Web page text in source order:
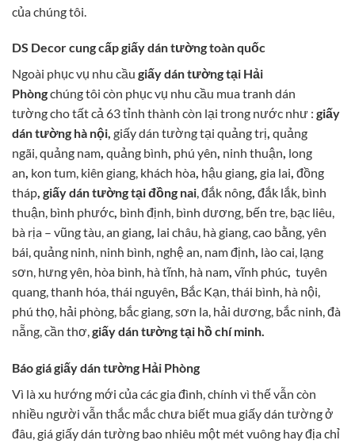
của chúng tôi.
DS Decor cung cấp giấy dán tường toàn quốc
Ngoài phục vụ nhu cầu giấy dán tường tại Hải
Phòngchúngtôi còn phục vụ nhu cầu mua tranh dán
tường cho tất cả 63 tỉnh thành còn lại trong nước như : giấy
dán tường hà nội, giấy dán tường tại quảng trị, quảng
ngãi, quảng nam, quảng bình, phú yên, ninh thuận, long
an, kon tum, kiên giang, khách hòa, hậu giang, gia lai, đồng
tháp, giấy dán tường tại đồng nai, đắk nông, đắk lắk, bình
thuận, bình phước, bình định, bình dương, bến tre, bạc liêu,
bà rịa – vũng tàu, an giang, lai châu, hà giang, cao bằng, yên
bái, quảng ninh, ninh bình, nghệ an, nam định, lào cai, lạng
sơn, hưng yên, hòa bình, hà tĩnh, hà nam, vĩnh phúc, tuyên
quang, thanh hóa, thái nguyên, Bắc Kạn, thái bình, hà nội,
phú thọ, hải phòng, bắc giang, sơn la, hải dương, bắc ninh, đà
nẵng, cần thơ,giấy dán tường tại hồ chí minh.
Báo giá giấy dán tường Hải Phòng
Vì là xu hướng mới của các gia đình, chính vì thế vẫn còn
nhiều người vẫn thắc mắc chưa biết mua giấy dán tường ở
đâu, giá giấy dán tường bao nhiêu một mét vuông hay địa chỉ